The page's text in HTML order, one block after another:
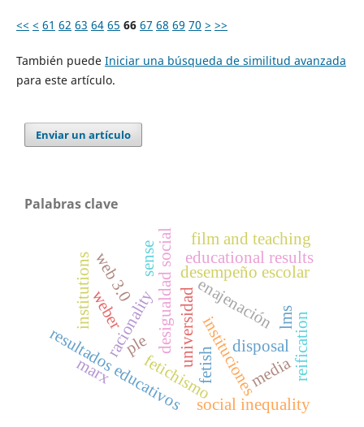
<< < 61 62 63 64 65 66 67 68 69 70 > >>
También puede Iniciar una búsqueda de similitud avanzada
para este artículo.
Enviar un artículo
Palabras clave
universidad
fetichismo
resultados educativos
desempeño escolar
social inequality
desigualdad social
racionality
weber
institutions
instituciones
fetish
disposal reification
enajenación
marx
educational results
media
film and teaching
ple
lms
web 3.0 sense